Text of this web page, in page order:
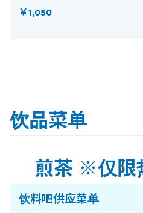
￥1,050
饮品菜单
煎茶 ※仅限
饮料吧供应菜单